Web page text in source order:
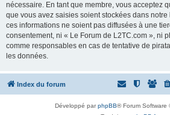
nécessaire. En tant que membre, vous acceptez
que vous avez saisies soient stockées dans
ces informations ne soient pas diffusées à une
consentement, ni « Le Forum de L2TC.com », ni
comme responsables en cas de tentative de
les données.
Index du forum
Développé parphpBB® Forum Software